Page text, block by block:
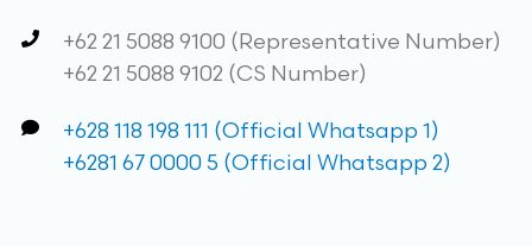
+62 21 5088 9100 (Representative Number)
+62 21 5088 9102 (CS Number)
+628 118 198 111 (Official Whatsapp 1)
+6281 67 0000 5 (Official Whatsapp 2)